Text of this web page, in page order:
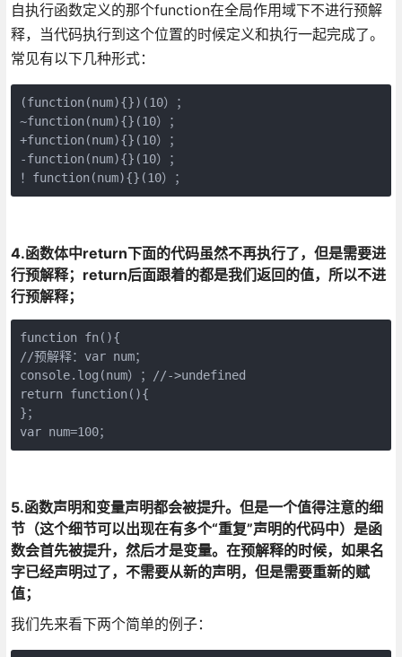
自执行函数定义的那个function在全局作用域下不进行预解
释，当代码执行到这个位置的时候定义和执行一起完成了。
常见有以下几种形式：
(function(num){})(10）；
~function(num){}(10）；
+function(num){}(10）；
-function(num){}(10）；
！function(num){}(10）；
4.函数体中return下面的代码虽然不再执行了，但是需要进
行预解释；return后面跟着的都是我们返回的值，所以不进
行预解释；
function fn(){
//预解释：var num；
console.log(num）；//->undefined
return function(){
}；
var num=100；
5.函数声明和变量声明都会被提升。但是一个值得注意的细
节（这个细节可以出现在有多个“重复”声明的代码中）是函
数会首先被提升，然后才是变量。在预解释的时候，如果名
字已经声明过了，不需要从新的声明，但是需要重新的赋
值；
我们先来看下两个简单的例子：